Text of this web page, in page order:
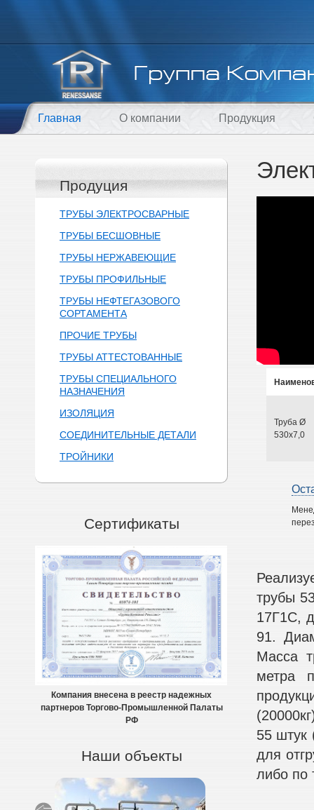
Главная О компании Продукция
Продуция
ТРУБЫ ЭЛЕКТРОСВАРНЫЕ
ТРУБЫ БЕСШОВНЫЕ
ТРУБЫ НЕРЖАВЕЮЩИЕ
ТРУБЫ ПРОФИЛЬНЫЕ
ТРУБЫ НЕФТЕГАЗОВОГО
СОРТАМЕНТА
ПРОЧИЕ ТРУБЫ
ТРУБЫ АТТЕСТОВАННЫЕ
ТРУБЫ СПЕЦИАЛЬНОГО
НАЗНАЧЕНИЯ
ИЗОЛЯЦИЯ
СОЕДИНИТЕЛЬНЫЕ ДЕТАЛИ
ТРОЙНИКИ
Сертификаты
Компания внесена в реестр надежных
партнеров Торгово-Промышленной Палаты
РФ
Наши объекты
Труба Ø
530х7,0
трубы
17Г1С,
91.
Масса
метра
55 штук
для
либо по